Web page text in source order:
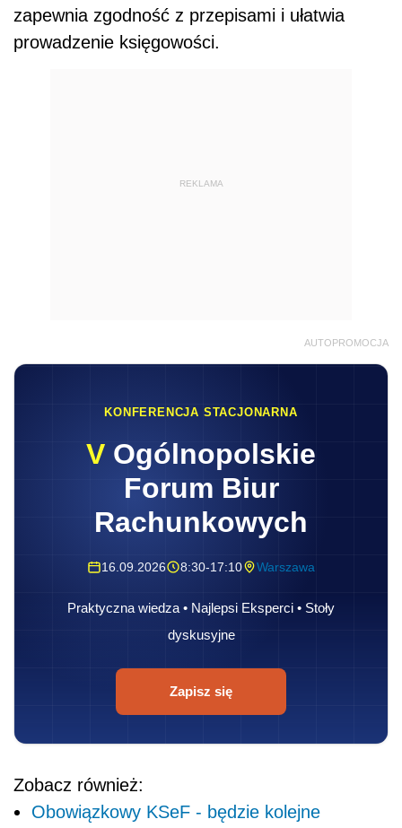
zapewnia zgodność z przepisami i ułatwia
prowadzenie księgowości.
REKLAMA
AUTOPROMOCJA
KONFERENCJA STACJONARNA
V Ogólnopolskie
Forum Biur
Rachunkowych
16.09.2026 8:30-17:10 Warszawa
Praktyczna wiedza • Najlepsi Eksperci • Stoły
dyskusyjne
Zapisz się
Zobacz również:
Obowiązkowy KSeF - będzie kolejne